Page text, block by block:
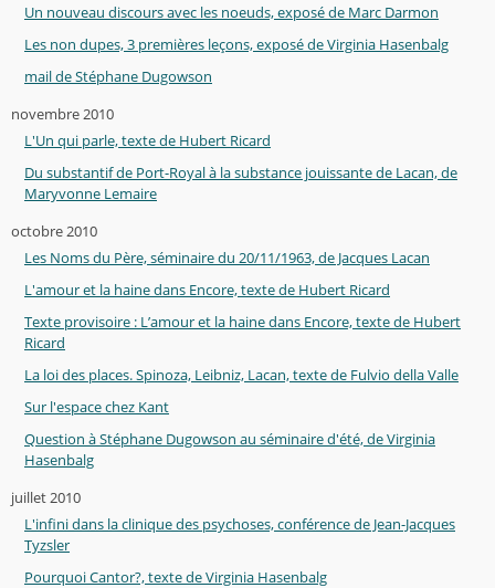
Un nouveau discours avec les noeuds, exposé de Marc Darmon
Les non dupes, 3 premières leçons, exposé de Virginia Hasenbalg
mail de Stéphane Dugowson
novembre 2010
L'Un qui parle, texte de Hubert Ricard
Du substantif de Port-Royal à la substance jouissante de Lacan, de
Maryvonne Lemaire
octobre 2010
Les Noms du Père, séminaire du 20/11/1963, de Jacques Lacan
L'amour et la haine dans Encore, texte de Hubert Ricard
Texte provisoire : L’amour et la haine dans Encore, texte de Hubert
Ricard
La loi des places. Spinoza, Leibniz, Lacan, texte de Fulvio della Valle
Sur l'espace chez Kant
Question à Stéphane Dugowson au séminaire d'été, de Virginia
Hasenbalg
juillet 2010
L'infini dans la clinique des psychoses, conférence de Jean-Jacques
Tyzsler
Pourquoi Cantor?, texte de Virginia Hasenbalg